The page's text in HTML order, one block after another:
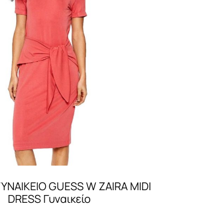
GUESS W ZAIRA MIDI
DRESS Γυναικείο